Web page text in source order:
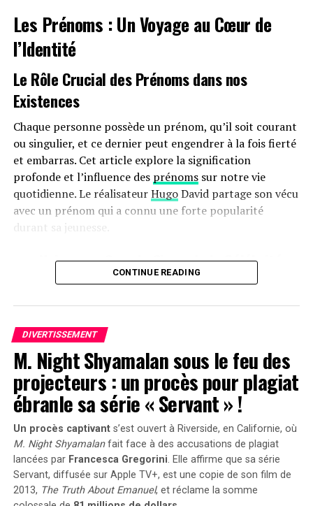
Le parcours dentaire de Cheyenne Dunn a commencé à
l’âge de 15 ans lorsqu’elle a reçu un appareil dentaire.
Lorsque celui-ci a été retiré à 17 ans, ses dents
présentaient des taches inesthétiques. En raison de
contraintes financières, son dentiste lui a recommandé
des prothèses comme solution abordable. En repensant
à cette période, Dunn a exprimé des émotions mitigées,
déclarant :« J’étais si heureuse avec mon nouveau
sourire mais tellement déçue de ne pas avoir pu
garder mes dents naturelles à cause de l’argent. »
Un sourire renouvelé
Les Prénoms : Un Voyage au Cœur de
l’Identité
Le Rôle Crucial des Prénoms dans nos
Existences
Chaque personne possède un prénom, qu’il soit courant
ou singulier, et ce dernier peut engendrer à la fois fierté
et embarras. Cet article explore la signification
profonde et l’influence des prénomssur notre vie
quotidienne. Le réalisateurHugoDavid partage son vécu
avec un prénom qui a connu une forte popularité
durant sa jeunesse.
une Naissance Sous le Signe de la Célébrité
Hugo David est né en 2000 àTours, une époque où le
prénom Hugo était en plein essor. Ses parents, Caroline
Enzo, également très en vogue à cette période. « Je
pense que mes parents ont opté pour un prénom parmi
les plus répandus en France plutôt qu’en hommage à
Victor Hugo », confie-t-il.
Une Enfance Entourée d’Autres « Hugo »
Dès son plus jeune âge, Hugo se retrouve entouré
d’autres enfants portant le même nom. Selon les
statistiques de l’Insee,7 694 garçons ont été
prénommés Hugo en 2000,faisant de ce prénom le
CONTINUE READING
DIVERTISSEMENT
M. Night Shyamalan sous le feu des
projecteurs : un procès pour plagiat
ébranle sa série « Servant » !
Un procès captivants’est ouvert à Riverside, en Californie, où
M. Night Shyamalanfait face à des accusations de plagiat
lancées par Francesca Gregorini. Elle affirme que sa série
Servant, diffusée sur Apple TV+, est une copie de son film de
2013, The Truth About Emanuel, et réclame la somme